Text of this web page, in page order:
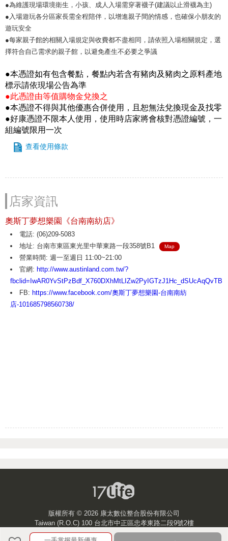
●為維護現場環境衛生，小孩、成人入場需穿著襪子(建議以止滑襪為主)
●入場遊玩各分區家長需全程陪伴，以增進親子間的情感，也確保小朋友的
遊玩安全
●每家親子館的相關入場規定與收費都不盡相同，請依照入場相關規定，選
擇符合自己需求的親子館，以避免產生不必要之爭議
●本憑證如有包含餐點，餐點內若含有豬肉及豬肉之原料產地
標示請依現場公告為準
●此憑證由等值購物金兌換之
●本憑證不得與其他優惠合併使用，且恕無法兌換現金及找零
●好康憑證不限本人使用，使用時店家將會核對憑證編號，一
組編號限用一次
查看使用條款
店家資訊
奧斯丁夢想樂園《台南南紡店》
電話: (06)209-5083
地址: 台南市東區東光里中華東路一段358號B1
Map
營業時間: 週一至週日 11:00~21:00
官網: http://www.austinland.com.tw/?
FB: https://www.facebook.com/奧斯丁夢想樂園-台南南紡
店-101685798560738/
版權所有 © 2026 康太數位整合股份有限公司
Taiwan (R.O.C) 100 台北市中正區忠孝東路二段9號2樓